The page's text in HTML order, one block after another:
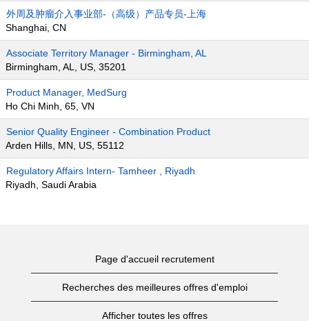
外周及肿瘤介入事业部-（高级）产品专员-上海
Shanghai, CN
Associate Territory Manager - Birmingham, AL
Birmingham, AL, US, 35201
Product Manager, MedSurg
Ho Chi Minh, 65, VN
Senior Quality Engineer - Combination Product
Arden Hills, MN, US, 55112
Regulatory Affairs Intern- Tamheer , Riyadh
Riyadh, Saudi Arabia
Page d'accueil recrutement
Recherches des meilleures offres d'emploi
Afficher toutes les offres